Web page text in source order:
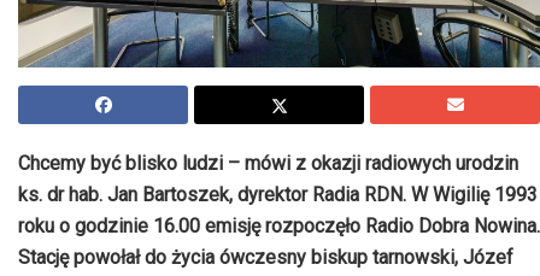
Chcemy być blisko ludzi – mówi z okazji radiowych urodzin
ks. dr hab. Jan Bartoszek, dyrektor Radia RDN. W Wigilię 1993
roku o godzinie 16.00 emisję rozpoczęło Radio Dobra Nowina.
Stację powołał do życia ówczesny biskup tarnowski, Józef